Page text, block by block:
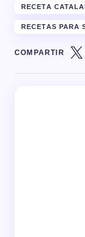
RECETA
RECETAS PARA
COMPARTIR